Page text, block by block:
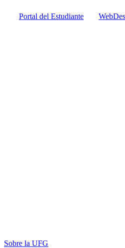
Portal del Estudiante
Sobre la UFG